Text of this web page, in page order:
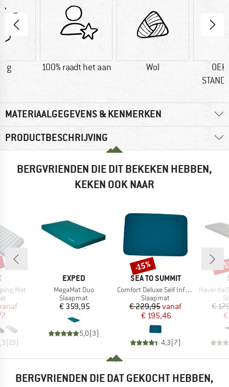
g 100% raadt het aan Wol
MATERIAALGEGEVENS & KENMERKEN
PRODUCTBESCHRIJVING
BERGVRIENDEN DIE DIT BEKEKEN HEBBEN,
KEKEN OOK NAAR
Mat
prijs
(23)
MERK
EXPED
Artikel
MegaMat Duo
Productgroep
Slaapmat
Prijs
€ 359,95
5,0(3)
MERK
SEA TO SUMMIT
Artikel
Comfort Deluxe Self Inflating Mat
Productgroep
Slaapmat
Prijs
€ 229,95Verlaagde prijs
vanaf
€ 195,46
4,3(7)
Korting
-15%
Artikel
HaverdalSt.
€
-
BERGVRIENDEN DIE DAT GEKOCHT HEBBEN,